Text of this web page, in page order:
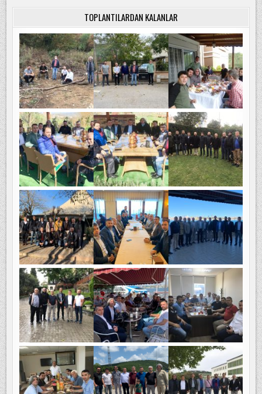
TOPLANTILARDAN KALANLAR